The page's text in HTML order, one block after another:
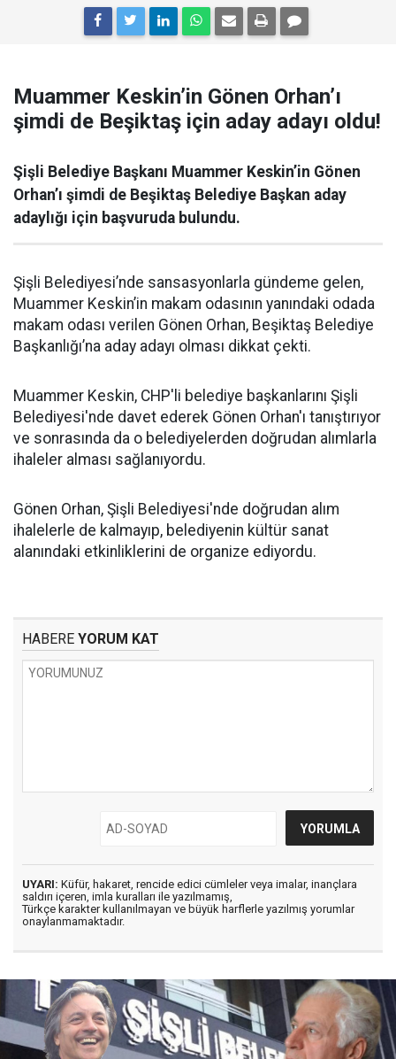
Muammer Keskin’in Gönen Orhan’ı
şimdi de Beşiktaş için aday adayı oldu!
Şişli Belediye Başkanı Muammer Keskin’in Gönen
Orhan’ı şimdi de Beşiktaş Belediye Başkan aday
adaylığı için başvuruda bulundu.
Şişli Belediyesi’nde sansasyonlarla gündeme gelen,
Muammer Keskin’in makam odasının yanındaki odada
makam odası verilen Gönen Orhan, Beşiktaş Belediye
Başkanlığı’na aday adayı olması dikkat çekti.
Muammer Keskin, CHP'li belediye başkanlarını Şişli
Belediyesi'nde davet ederek Gönen Orhan'ı tanıştırıyor
ve sonrasında da o belediyelerden doğrudan alımlarla
ihaleler alması sağlanıyordu.
Gönen Orhan, Şişli Belediyesi'nde doğrudan alım
ihalelerle de kalmayıp, belediyenin kültür sanat
alanındaki etkinliklerini de organize ediyordu.
HABERE YORUM KAT
UYARI: Küfür, hakaret, rencide edici cümleler veya imalar, inançlara
saldırı içeren, imla kuralları ile yazılmamış,
Türkçe karakter kullanılmayan ve büyük harflerle yazılmış yorumlar
onaylanmamaktadır.